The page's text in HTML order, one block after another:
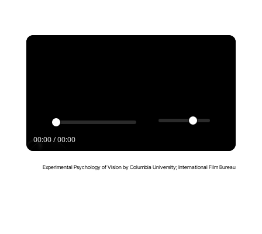
00:00 / 00:00
Experimental Psychology of VisionbyColumbia University;International Film Bureau